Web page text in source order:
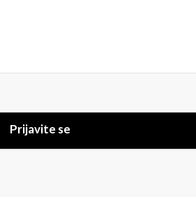
Prijavite se